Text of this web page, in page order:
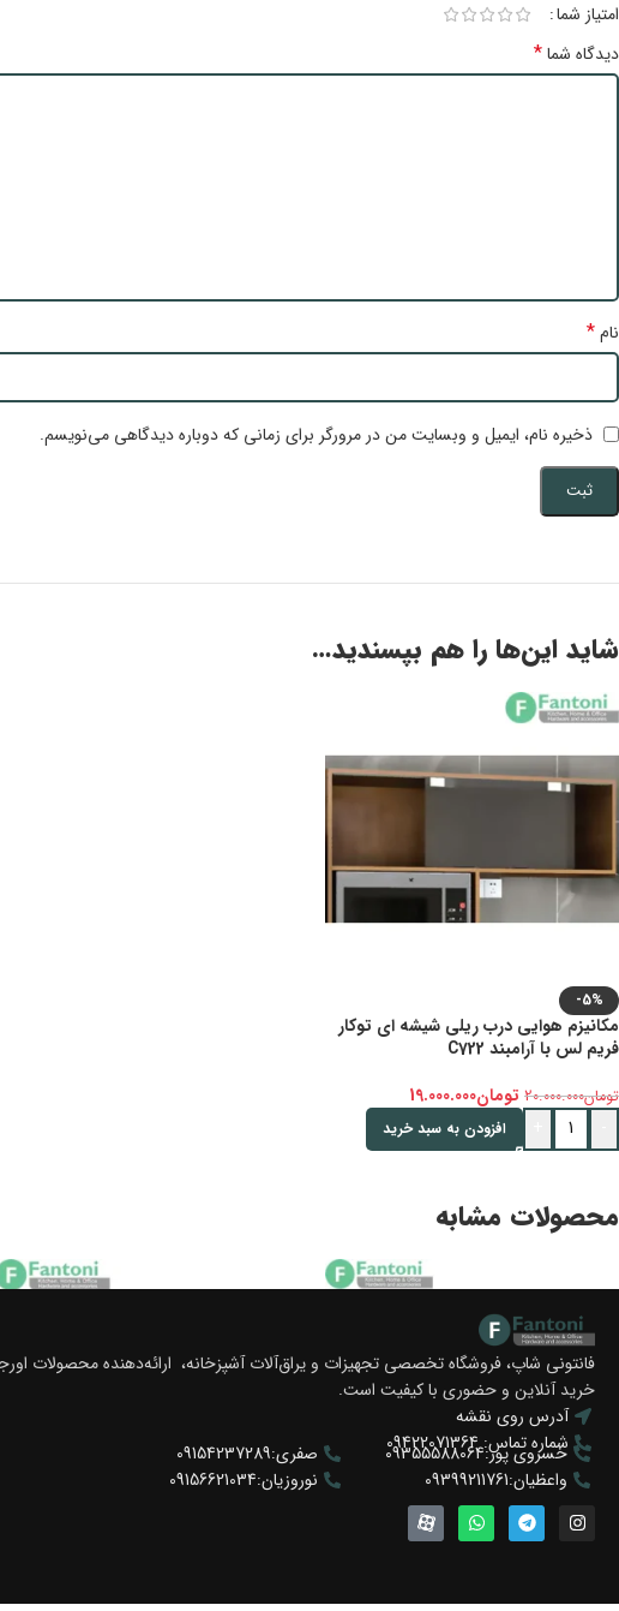
امتیاز شما
دیدگاه شما*
نام*
ذخیره نام، ایمیل و وبسایت من در مرورگر برای زمانی که دوباره دیدگاهی می‌نویسم.
شاید این‌ها را هم بپسندید…
-5%
مکانیزم هوایی درب ریلی شیشه ای توکار
فریم لس با آرامبند C722
تومان20.000.000 تومان19.000.000
افزودن به سبد خرید
محصولات مشابه
فانتونی شاپ، فروشگاه تخصصی تجهیزات و یراق‌آلات آشپزخانه، ارائه‌دهنده محصولات
خرید آنلاین و حضوری با کیفیت است.
آدرس روی نقشه
شماره تماس: 09422071364
خسروی پور:09355588064
واعظیان:09399211761
صفری:09154237289
نوروزیان:09156621034